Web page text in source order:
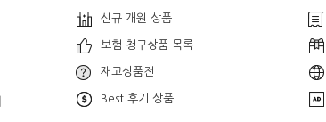
신규 개원 상품
보험 청구상품 목록
재고상품전
Best 후기 상품